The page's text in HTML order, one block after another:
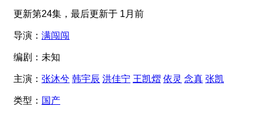
更新第24集，最后更新于 1月前
导演： 满闯闯
编剧： 未知
主演： 张沐兮 韩宇辰 洪佳宁 王凯熠 依灵 念真 张凯
类型： 国产